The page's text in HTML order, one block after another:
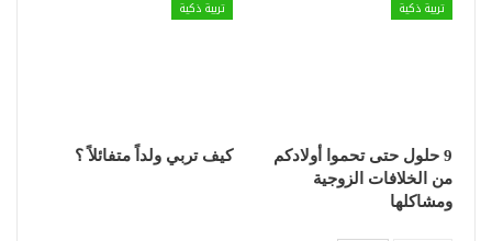
تربية ذكية
9 حلول حتى تحموا أولادكم
من الخلافات الزوجية
ومشاكلها
تربية ذكية
كيف تربي ولداً متفائلاً ؟